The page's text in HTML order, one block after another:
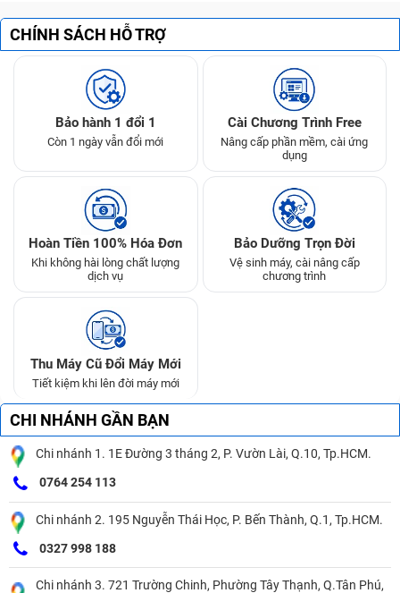
CHÍNH SÁCH HỖ TRỢ
Bảo hành 1 đổi 1
Còn 1 ngày vẫn đổi mới
Cài Chương Trình Free
Nâng cấp phần mềm, cài ứng
dụng
Hoàn Tiền 100% Hóa Đơn
Khi không hài lòng chất lượng
dịch vụ
Bảo Dưỡng Trọn Đời
Vệ sinh máy, cài nâng cấp
chương trình
Thu Máy Cũ Đổi Máy Mới
Tiết kiệm khi lên đời máy mới
CHI NHÁNH GẦN BẠN
Chi nhánh 1. 1E Đường 3 tháng 2, P. Vườn Lài, Q.10, Tp.HCM.
0764 254 113
Chi nhánh 2. 195 Nguyễn Thái Học, P. Bến Thành, Q.1, Tp.HCM.
0327 998 188
Chi nhánh 3. 721 Trường Chinh, Phường Tây Thạnh, Q.Tân Phú,